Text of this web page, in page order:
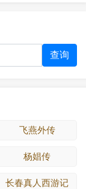
查询
飞燕外传
杨娼传
长春真人西游记